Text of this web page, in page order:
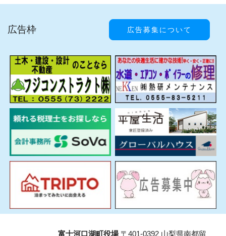
広告枠 広告募集について
富士河口湖町役場〒401-0392 山梨県南都留